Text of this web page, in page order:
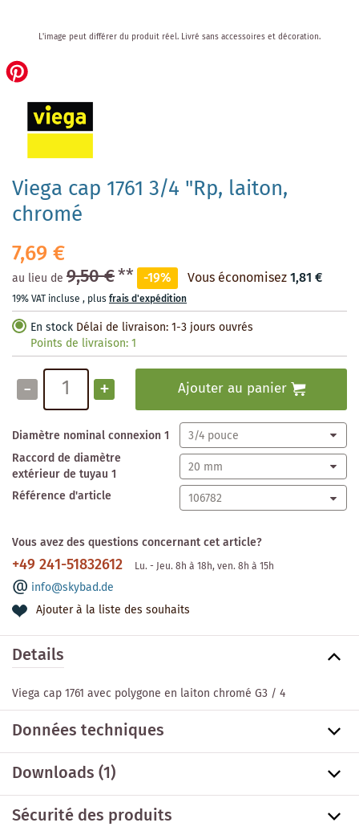
Viega cap 1761 3/4 "Rp, laiton,
chromé
7,69 €
au lieu de 9,50 €** -19% Vous économisez1,81 €
19% VAT incluse , plusfrais d'expédition
En stock Délai de livraison: 1-3 jours ouvrés
Points de livraison:1
- + Ajouter au panier
Diamètre nominal connexion 1
Raccord de diamètre
extérieur de tuyau 1
Référence d'article
Vous avez des questions concernant cet article?
+49 241-51832612 Lu. - Jeu. 8h à 18h, ven. 8h à 15h
info@skybad.de
Ajouter à la liste des souhaits
the
beginning
images
gallery
L'image peut différer du produit réel. Livré sans accessoires et décoration.
Details
Viega cap 1761 avec polygone en laiton chromé G3 / 4
Données techniques
Downloads (1)
Sécurité des produits